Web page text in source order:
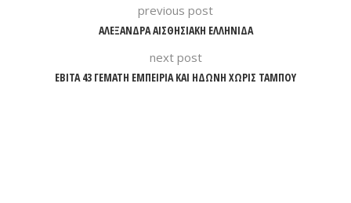
previous post
ΑΛΕΞΑΝΔΡΑ ΑΙΣΘΗΣΙΑΚΗ ΕΛΛΗΝΙΔΑ
next post
ΕΒΙΤΑ 43 ΓΕΜΑΤΗ ΕΜΠΕΙΡΙΑ ΚΑΙ ΗΔΩΝΗ ΧΩΡΙΣ ΤΑΜΠΟΥ